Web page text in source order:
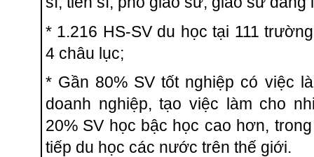
* 1.216 HS-SV du học tại 111
4 châu lục;
* Gần 80% SV tốt nghiệp có việc
doanh nghiệp, tạo việc làm cho
20% SV học bậc học cao hơn,
tiếp du học các nước trên thế giới.